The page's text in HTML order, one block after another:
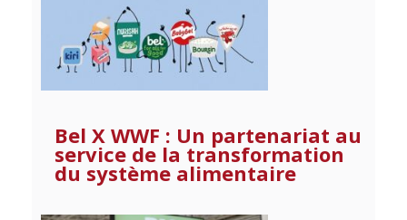
Bel X WWF : Un partenariat au
service de la transformation
du système alimentaire